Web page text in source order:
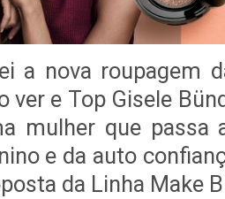
a nova roupagem
ver e Top Gisele
mulher que passa
e da auto
da Linha Make